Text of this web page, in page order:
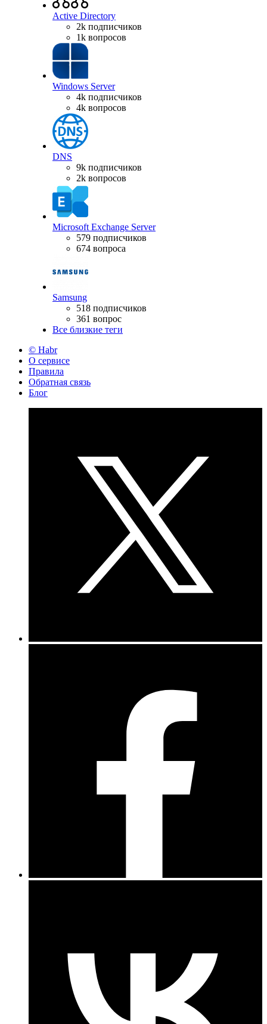
Active Directory
2k подписчиков
1k вопросов
Windows Server
4k подписчиков
4k вопросов
DNS
9k подписчиков
2k вопросов
Microsoft Exchange Server
579 подписчиков
674 вопроса
Samsung
518 подписчиков
361 вопрос
Все близкие теги
© Habr
О сервисе
Правила
Обратная связь
Блог